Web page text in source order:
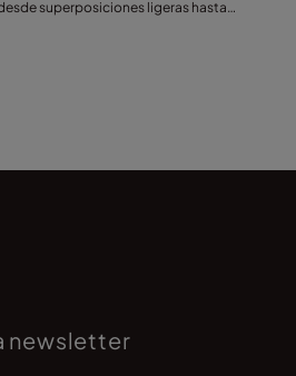
superposiciones ligeras hasta
colores divertidos, aquí encontrarás
newsletter